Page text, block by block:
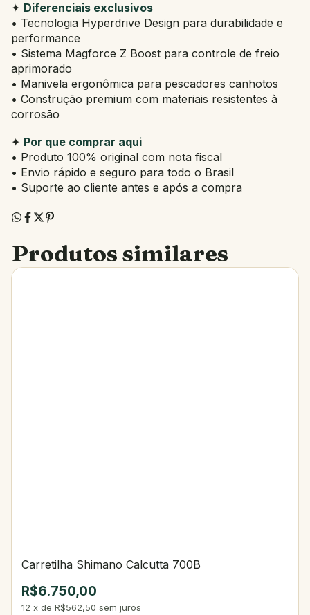
✦ Diferenciais exclusivos
• Tecnologia Hyperdrive Design para durabilidade e
performance
• Sistema Magforce Z Boost para controle de freio
aprimorado
• Manivela ergonômica para pescadores canhotos
• Construção premium com materiais resistentes à
corrosão
✦ Por que comprar aqui
• Produto 100% original com nota fiscal
• Envio rápido e seguro para todo o Brasil
• Suporte ao cliente antes e após a compra
Produtos similares
Carretilha Shimano Calcutta 700B
R$6.750,00
12 x de R$562,50 sem juros